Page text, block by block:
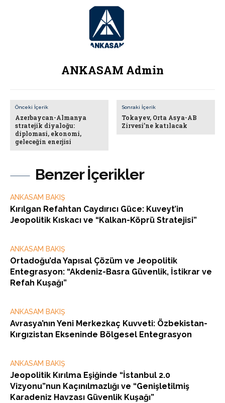
Benzer İçerikler
ANKASAM BAKIŞ
Kırılgan Refahtan Caydırıcı Güce: Kuveyt’in
Jeopolitik Kıskacı ve “Kalkan-Köprü Stratejisi”
ANKASAM BAKIŞ
Ortadoğu’da Yapısal Çözüm ve Jeopolitik
Entegrasyon: “Akdeniz-Basra Güvenlik, İstikrar ve
Refah Kuşağı”
ANKASAM BAKIŞ
Avrasya’nın Yeni Merkezkaç Kuvveti: Özbekistan-
Kırgızistan Ekseninde Bölgesel Entegrasyon
ANKASAM BAKIŞ
Jeopolitik Kırılma Eşiğinde “İstanbul 2.0
Vizyonu”nun Kaçınılmazlığı ve “Genişletilmiş
Karadeniz Havzası Güvenlik Kuşağı”
ANKASAM Admin
Önceki İçerik
Azerbaycan-Almanya
stratejik diyaloğu:
diplomasi, ekonomi,
geleceğin enerjisi
Sonraki İçerik
Tokayev, Orta Asya-AB
Zirvesi’ne katılacak